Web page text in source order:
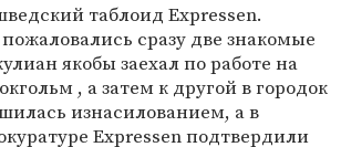
таблоид Expressen.
сразу две знакомые
якобы заехал по работе на
, а затем к другой в городок
изнасилованием, а в
Expressen подтвердили